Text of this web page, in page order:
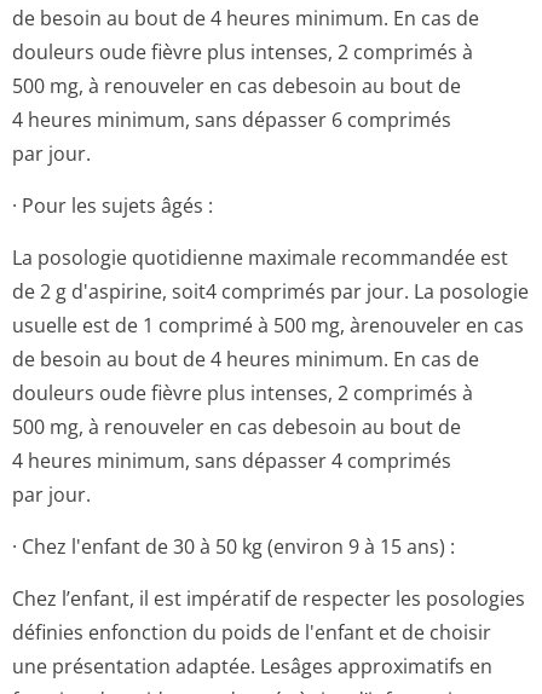
de besoin au bout de 4 heures minimum. En cas de
douleurs oude fièvre plus intenses, 2 comprimés à
500 mg, à renouveler en cas debesoin au bout de
4 heures minimum, sans dépasser 6 comprimés
par jour.
· Pour les sujets âgés :
La posologie quotidienne maximale recommandée est
de 2 g d'aspirine, soit4 comprimés par jour. La posologie
usuelle est de 1 comprimé à 500 mg, àrenouveler en cas
de besoin au bout de 4 heures minimum. En cas de
douleurs oude fièvre plus intenses, 2 comprimés à
500 mg, à renouveler en cas debesoin au bout de
4 heures minimum, sans dépasser 4 comprimés
par jour.
· Chez l'enfant de 30 à 50 kg (environ 9 à 15 ans) :
Chez l’enfant, il est impératif de respecter les posologies
définies enfonction du poids de l'enfant et de choisir
une présentation adaptée. Lesâges approximatifs en